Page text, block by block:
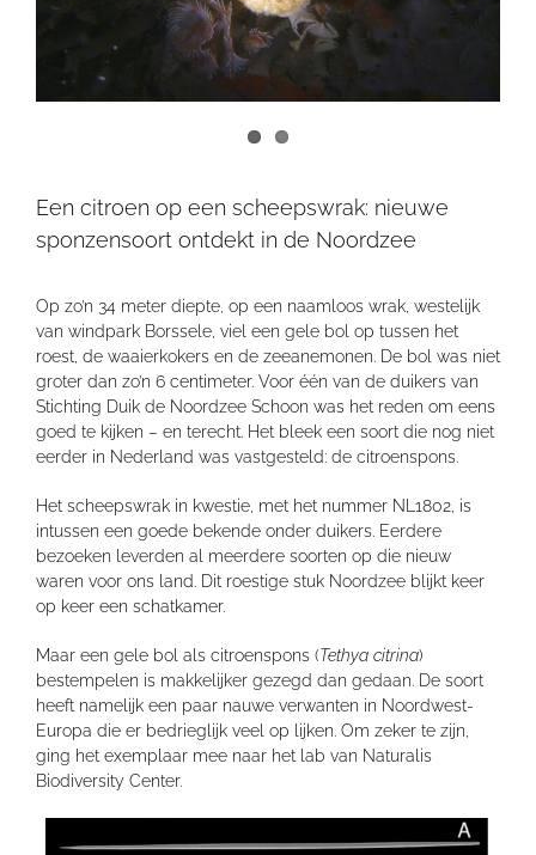
Een citroen op een scheepswrak: nieuwe
sponzensoort ontdekt in de Noordzee
Op zo’n 34 meter diepte, op een naamloos wrak, westelijk
van windpark Borssele, viel een gele bol op tussen het
roest, de waaierkokers en de zeeanemonen. De bol was niet
groter dan zo’n 6 centimeter. Voor één van de duikers van
Stichting Duik de Noordzee Schoon was het reden om eens
goed te kijken – en terecht. Het bleek een soort die nog niet
eerder in Nederland was vastgesteld: de citroenspons.
Het scheepswrak in kwestie, met het nummer NL1802, is
intussen een goede bekende onder duikers. Eerdere
bezoeken leverden al meerdere soorten op die nieuw
waren voor ons land. Dit roestige stuk Noordzee blijkt keer
op keer een schatkamer.
Maar een gele bol als citroenspons (Tethya citrina)
bestempelen is makkelijker gezegd dan gedaan. De soort
heeft namelijk een paar nauwe verwanten in Noordwest-
Europa die er bedrieglijk veel op lijken. Om zeker te zijn,
ging het exemplaar mee naar het lab van Naturalis
Biodiversity Center.